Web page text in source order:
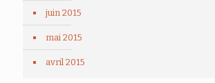
juin 2015
mai 2015
avril 2015